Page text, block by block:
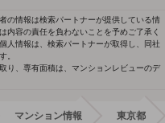
の情報は検索パートナーが提供している情
内容の責任を負わないことを予めご了承く
人情報は、検索パートナーが取得し、同社
。
り、専有面積は、マンションレビューのデ
マンション情報 東京都